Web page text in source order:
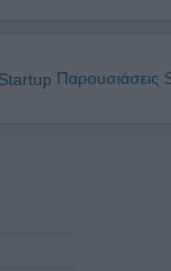
Παρουσιάσεις